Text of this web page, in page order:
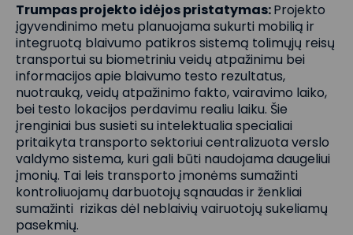
Trumpas projekto idėjos pristatymas:Projekto
įgyvendinimo metu planuojama sukurti mobilią ir
integruotą blaivumo patikros sistemą tolimųjų reisų
transportui su biometriniu veidų atpažinimu bei
informacijos apie blaivumo testo rezultatus,
nuotrauką, veidų atpažinimo fakto, vairavimo laiko,
bei testo lokacijos perdavimu realiu laiku. Šie
įrenginiai bus susieti su intelektualia specialiai
pritaikyta transporto sektoriui centralizuota verslo
valdymo sistema, kuri gali būti naudojama daugeliui
įmonių. Tai leis transporto įmonėms sumažinti
kontroliuojamų darbuotojų sąnaudas ir ženkliai
sumažinti rizikas dėl neblaivių vairuotojų sukeliamų
pasekmių.